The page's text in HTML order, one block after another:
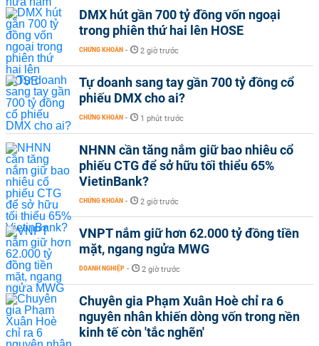
DMX hút gần 700 tỷ đồng vốn ngoại
trong phiên thứ hai lên HOSE
CHỨNG KHOÁN - 2 giờ trước
Tự doanh sang tay gần 700 tỷ đồng cổ
phiếu DMX cho ai?
CHỨNG KHOÁN - 1 phút trước
NHNN cần tăng nắm giữ bao nhiêu cổ
phiếu CTG để sở hữu tối thiểu 65%
VietinBank?
CHỨNG KHOÁN - 2 giờ trước
VNPT nắm giữ hơn 62.000 tỷ đồng tiền
mặt, ngang ngửa MWG
DOANH NGHIỆP - 2 giờ trước
Chuyên gia Phạm Xuân Hoè chỉ ra 6
nguyên nhân khiến dòng vốn trong nền
kinh tế còn 'tắc nghẽn'